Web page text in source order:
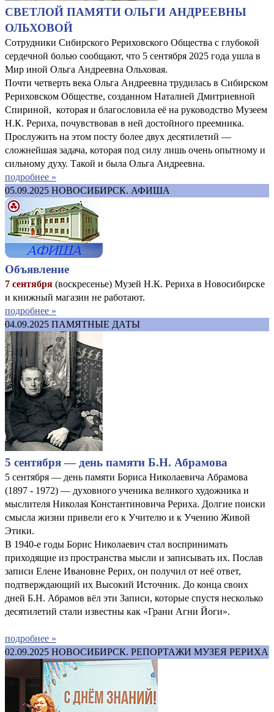
СВЕТЛОЙ ПАМЯТИ ОЛЬГИ АНДРЕЕВНЫ
ОЛЬХОВОЙ
Сотрудники Сибирского Рериховского Общества с глубокой
сердечной болью сообщают, что 5 сентября 2025 года ушла в
Мир иной Ольга Андреевна Ольховая.
Почти четверть века Ольга Андреевна трудилась в Сибирском
Рериховском Обществе, созданном Наталией Дмитриевной
Спириной, которая и благословила её на руководство Музеем
Н.К. Рериха, почувствовав в ней достойного преемника.
Прослужить на этом посту более двух десятилетий —
сложнейшая задача, которая под силу лишь очень опытному и
сильному духу. Такой и была Ольга Андреевна.
подробнее »
05.09.2025 НОВОСИБИРСК. АФИША
Объявление
7 сентября (воскресенье) Музей Н.К. Рериха в Новосибирске
и книжный магазин не работают.
подробнее »
04.09.2025 ПАМЯТНЫЕ ДАТЫ
5 сентября — день памяти Б.Н. Абрамова
5 сентября — день памяти Бориса Николаевича Абрамова
(1897 - 1972) — духовного ученика великого художника и
мыслителя Николая Константиновича Рериха. Долгие поиски
смысла жизни привели его к Учителю и к Учению Живой
Этики.
В 1940-е годы Борис Николаевич стал воспринимать
приходящие из пространства мысли и записывать их. Послав
записи Елене Ивановне Рерих, он получил от неё ответ,
подтверждающий их Высокий Источник. До конца своих
дней Б.Н. Абрамов вёл эти Записи, которые спустя несколько
десятилетий стали известны как «Грани Агни Йоги».
подробнее »
02.09.2025 НОВОСИБИРСК. РЕПОРТАЖИ МУЗЕЯ РЕРИХА